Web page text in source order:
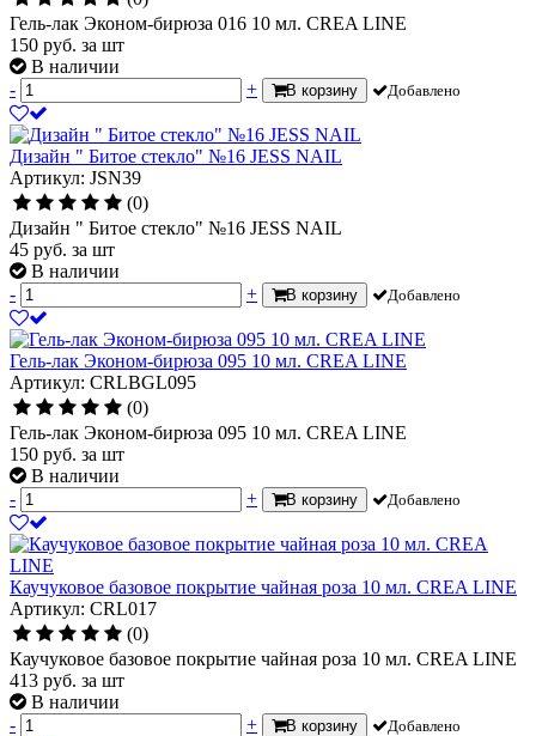
Гель-лак Эконом-бирюза 016 10 мл. CREA LINE
150 руб. за шт
В наличии
-
+ В корзину Добавлено
Дизайн " Битое стекло" №16 JESS NAIL
Артикул: JSN39
(0)
Дизайн " Битое стекло" №16 JESS NAIL
45 руб. за шт
В наличии
-
+ В корзину Добавлено
Гель-лак Эконом-бирюза 095 10 мл. CREA LINE
Артикул: CRLBGL095
(0)
Гель-лак Эконом-бирюза 095 10 мл. CREA LINE
150 руб. за шт
В наличии
-
+ В корзину Добавлено
Каучуковое базовое покрытие чайная роза 10 мл. CREA LINE
Артикул: CRL017
(0)
Каучуковое базовое покрытие чайная роза 10 мл. CREA LINE
413 руб. за шт
В наличии
-
+ В корзину Добавлено